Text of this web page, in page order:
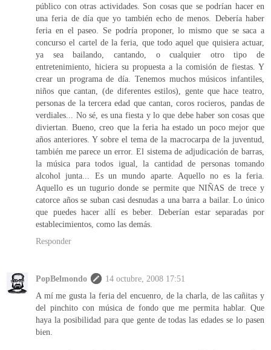
público con otras actividades. Son cosas que se podrían hacer en
una feria de día que yo también echo de menos. Debería haber
feria en el paseo. Se podría proponer, lo mismo que se saca a
concurso el cartel de la feria, que todo aquel que quisiera actuar,
ya sea bailando, cantando, o cualquier otro tipo de
entretenimiento, hiciera su propuesta a la comisión de fiestas. Y
crear un programa de día. Tenemos muchos músicos infantiles,
niños que cantan, (de diferentes estilos), gente que hace teatro,
personas de la tercera edad que cantan, coros rocieros, pandas de
verdiales... No sé, es una fiesta y lo que debe haber son cosas que
diviertan. Bueno, creo que la feria ha estado un poco mejor que
años anteriores. Y sobre el tema de la macrocarpa de la juventud,
también me parece un error. El sistema de adjudicación de barras,
la música para todos igual, la cantidad de personas tomando
alcohol junta... Es un mundo aparte. Aquello no es la feria.
Aquello es un tugurio donde se permite que NIÑAS de trece y
catorce años se suban casi desnudas a una barra a bailar. Lo único
que puedes hacer allí es beber. Deberían estar separadas por
establecimientos, como las demás.
Responder
PopBelmondo
14 octubre, 2008 17:51
A mí me gusta la feria del encuenro, de la charla, de las cañitas y
del pinchito con música de fondo que me permita hablar. Que
haya la posibilidad para que gente de todas las edades se lo pasen
bien.